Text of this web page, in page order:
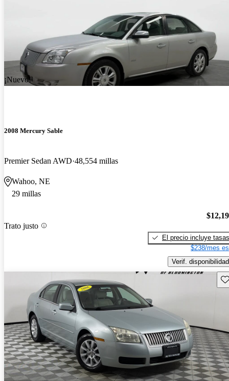
¡Nuevo!
2008 Mercury Sable
Premier Sedan AWD 48,554 millas
Wahoo, NE
29 millas
Trato justo
El precio incluye tasas
$238/mes
Verif. disponibilidad